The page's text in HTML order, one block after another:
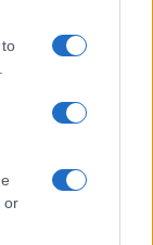
or
titoli di Stato
sul rapporto
dal
nel